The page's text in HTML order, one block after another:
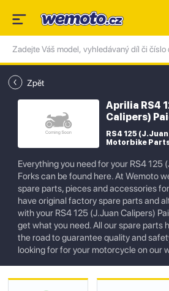
Zpět
Aprilia RS4
Calipers)
RS4 125
Motorbike
Everything you need for your RS4 125
Forks can be found here. At Wemoto
spare parts, pieces and accessories
have original factory spare parts and
with your RS4 125 (J.Juan Calipers)
get what you need. All our spare parts
the road to guarantee quality and
looking for for your motorcycle on our